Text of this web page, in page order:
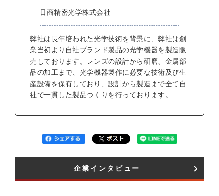
日商精密光学株式会社
弊社は長年培われた光学技術を背景に、弊社は創
業当初より自社ブランド製品の光学機器を製造販
売しております。レンズの設計から研磨、金属部
品の加工まで、光学機器製作に必要な技術及び生
産設備を保有しており、設計から製造まで全て自
社で一貫した製品つくりを行っております。
企業インタビュー​